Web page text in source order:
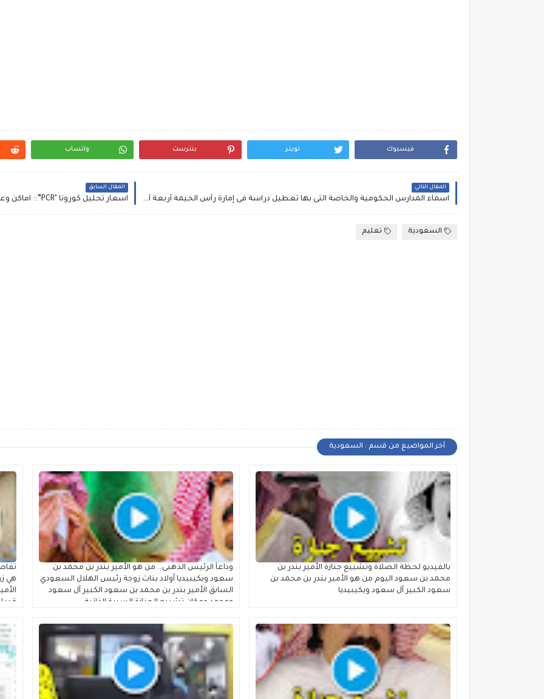
فيسبوك تويتر بنترست واتساب
المقال التالي
اسماء المدارس الحكومية والخاصة التى بها تعطيل دراسة فى إمارة رأس الخيمة أربعة أسابيع, وقف المدارس بالفجيرة ,اجازة بمدارس عجمان بسبب كورونا
المقال السابق
السعودية تعليم
أخر المواضيع من قسم : السعودية
بالفيديو لحظة الصلاة وتشييع جنازة الأمير بندر بن
محمد بن سعود اليوم من هو الأمير بندر بن محمد بن
سعود الكبير آل سعود ويكيبيديا
وداعاً الرئيس الذهبى.. من هو الأمير بندر بن محمد بن
سعود ويكيبيديا أولاد بنات زوجة رئيس الهلال السعودي
السابق الأمير بندر بن محمد بن سعود الكبير آل سعود
وموعد ومكان تشييع الجنازة السيرة الذاتية
هي